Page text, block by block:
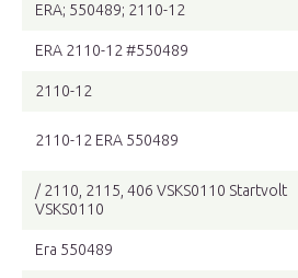
ERA; 550489; 2110-12
ERA 2110-12 #550489
2110-12
2110-12 ERA 550489
/ 2110, 2115, 406 VSKS0110 Startvolt
VSKS0110
Era 550489